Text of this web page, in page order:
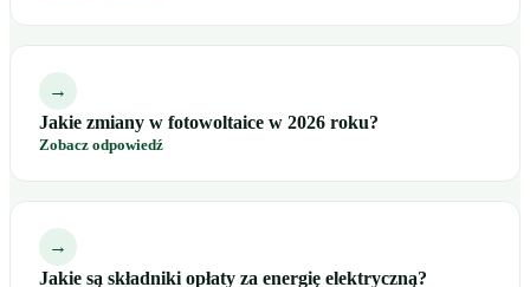
→
Jakie zmiany w fotowoltaice w 2026 roku?
Zobacz odpowiedź
→
Jakie są składniki opłaty za energię elektryczną?